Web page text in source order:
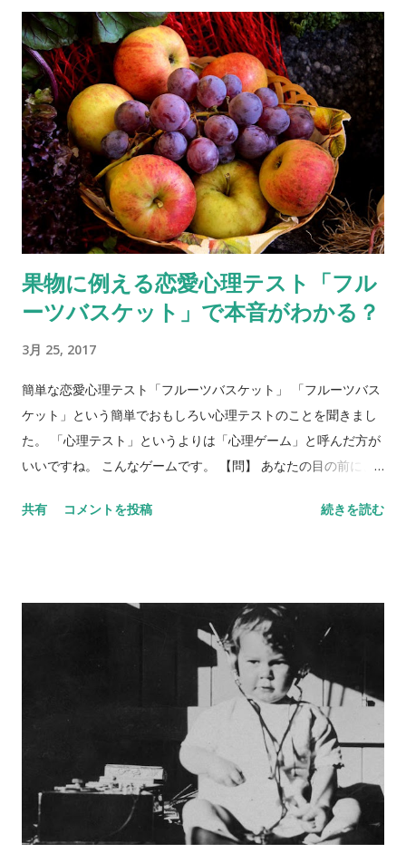
果物に例える恋愛心理テスト「フル
ーツバスケット」で本音がわかる？
3月 25, 2017
簡単な恋愛心理テスト「フルーツバスケット」 「フルーツバス
ケット」という簡単でおもしろい心理テストのことを聞きまし
た。 「心理テスト」というよりは「心理ゲーム」と呼んだ方が
いいですね。 こんなゲームです。 【問】 あなたの目の前に、
ナナ、ぶどう、みかん、イチゴ、キウイが入っています。5種類
共有 コメントを投稿 続きを読む